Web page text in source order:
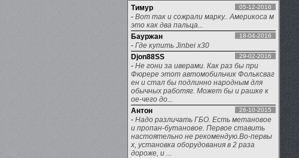
Тимур
05-12-2016
- Вот так и сожрали марку.. Америкоса м
это как два пальца...
Бауржан
18-04-2016
- Где купить Jinbei x30
Djon88SS
29-02-2016
- Не гони за иверами. Как раз бы при
Фюрере этот автомобильчик Фольксваг
ен и стал бы подлинно народным для
обычных работяг. Может бы и рашке к
ое-чего до...
Антон
26-10-2015
- Надо различать ГБО. Есть метановое
и пропан-бутановое. Первое ставить
настоятельно не рекомендую.Во-первы
х, установка оборудования в 2 раза
дороже, и ...